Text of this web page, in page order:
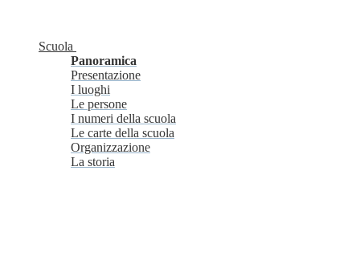
Scuola
Panoramica
Presentazione
I luoghi
Le persone
I numeri della scuola
Le carte della scuola
Organizzazione
La storia